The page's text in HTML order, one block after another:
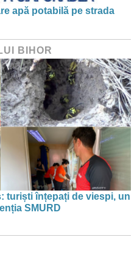
apă potabilă pe strada
BIHOR
turiști înțepați de viespi, un
SMURD